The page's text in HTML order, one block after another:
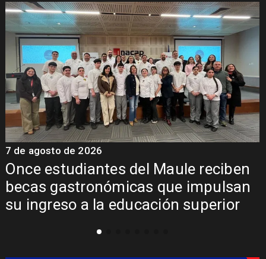
Álvarez-Salamanca lidera la apuesta
regional para consolidar el Paso
Pehuenche como alternativa a Los
7 de agosto de 2026